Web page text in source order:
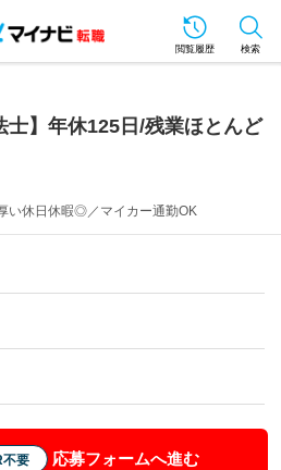
閲覧履歴 検索
士】年休125日/残業ほとんど
い休日休暇◎／マイカー通勤OK
不要 応募フォームへ進む